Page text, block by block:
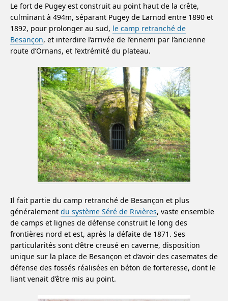
Le fort de Pugey est construit au point haut de la crête,
culminant à 494m, séparant Pugey de Larnod entre 1890 et
1892, pour prolonger au sud, le camp retranché de
Besançon, et interdire l’arrivée de l’ennemi par l’ancienne
route d’Ornans, et l’extrémité du plateau.
Il fait partie du camp retranché de Besançon et plus
généralement du système Séré de Rivières, vaste ensemble
de camps et lignes de défense construit le long des
frontières nord et est, après la défaite de 1871. Ses
particularités sont d’être creusé en caverne, disposition
unique sur la place de Besançon et d’avoir des casemates de
défense des fossés réalisées en béton de forteresse, dont le
liant venait d’être mis au point.